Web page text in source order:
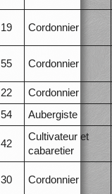
19 Cordonnier
55 Cordonnier
22
Cordonnier
54 Aubergiste
42
Cultivateur et
cabaretier
30 Cordonnier